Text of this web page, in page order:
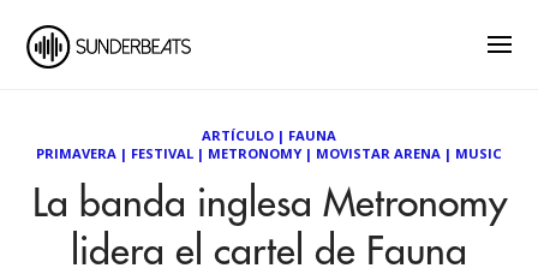
ARTÍCULO | FAUNA
PRIMAVERA | FESTIVAL | METRONOMY| MOVISTAR ARENA | MUSIC
La banda inglesa Metronomy
lidera el cartel de Fauna